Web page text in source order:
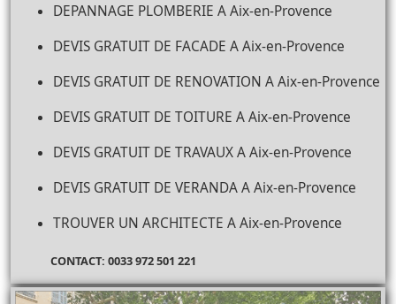
DEPANNAGE PLOMBERIE A Aix-en-Provence
DEVIS GRATUIT DE FACADE A Aix-en-Provence
DEVIS GRATUIT DE RENOVATION A Aix-en-Provence
DEVIS GRATUIT DE TOITURE A Aix-en-Provence
DEVIS GRATUIT DE TRAVAUX A Aix-en-Provence
DEVIS GRATUIT DE VERANDA A Aix-en-Provence
TROUVER UN ARCHITECTE A Aix-en-Provence
CONTACT: 0033 972 501 221